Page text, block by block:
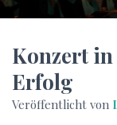
Konzert
Erfolg
Veröffentlicht von